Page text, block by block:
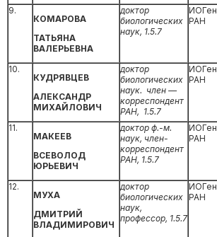
9.
КОМАРОВА
ТАТЬЯНА
ВАЛЕРЬЕВНА
доктор
биологических
наук, 1.5.7
ИОГен
РАН
10.
КУДРЯВЦЕВ
АЛЕКСАНДР
МИХАЙЛОВИЧ
доктор
биологических
наук. член —
корреспондент
РАН, 1.5.7
ИОГен
РАН
11.
МАКЕЕВ
ВСЕВОЛОД
ЮРЬЕВИЧ
доктор ф.-м.
наук, член-
корреспондент
РАН, 1.5.7
ИОГен
РАН
12.
МУХА
ДМИТРИЙ
ВЛАДИМИРОВИЧ
доктор
биологических
наук,
профессор, 1.5.7
ИОГен
РАН